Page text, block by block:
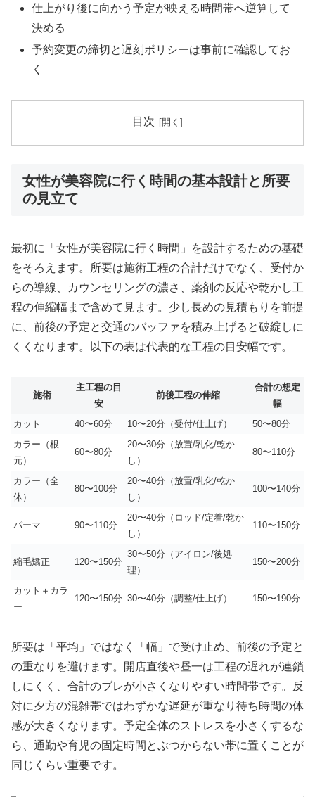
仕上がり後に向かう予定が映える時間帯へ逆算して
決める
予約変更の締切と遅刻ポリシーは事前に確認してお
く
目次
女性が美容院に行く時間の基本設計と所要
の見立て
最初に「女性が美容院に行く時間」を設計するための基礎
をそろえます。所要は施術工程の合計だけでなく、受付か
らの導線、カウンセリングの濃さ、薬剤の反応や乾かし工
程の伸縮幅まで含めて見ます。少し長めの見積もりを前提
に、前後の予定と交通のバッファを積み上げると破綻しに
くくなります。以下の表は代表的な工程の目安幅です。
施術
主工程の目
安
前後工程の伸縮
合計の想定
幅
カット
40〜60分 10〜20分（受付/仕上げ）
50〜80分
カラー（根
元）
60〜80分
20〜30分（放置/乳化/乾か
し）
80〜110分
カラー（全
体）
80〜100分
20〜40分（放置/乳化/乾か
し）
100〜140分
パーマ 90〜110分
20〜40分（ロッド/定着/乾か
し）
110〜150分
縮毛矯正 120〜150分
30〜50分（アイロン/後処
理）
150〜200分
カット＋カラ
ー
120〜150分 30〜40分（調整/仕上げ） 150〜190分
所要は「平均」ではなく「幅」で受け止め、前後の予定と
の重なりを避けます。開店直後や昼一は工程の遅れが連鎖
しにくく、合計のブレが小さくなりやすい時間帯です。反
対に夕方の混雑帯ではわずかな遅延が重なり待ち時間の体
感が大きくなります。予定全体のストレスを小さくするな
ら、通勤や育児の固定時間とぶつからない帯に置くことが
同じくらい重要です。